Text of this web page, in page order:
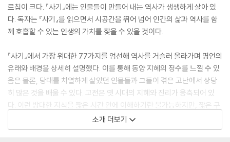
르침이 크다. 『사기』에는 인물들이 만들어 내는 역사가 생생하게 살아 있
다. 독자는 『사기』를 읽으면서 시공간을 뛰어 넘어 인간의 삶과 역사를 함
께 호흡할 수 있는 인생의 가치를 찾을 수 있을 것이다.
『사기』에서 가장 위대한 77가지를 엄선해 역사를 거슬러 올라가며 명언의
유래와 배경을 상세히 설명했다. 이를 통해 동양 지혜의 정수를 느낄 수 있
음은 물론, 당대를 치열하게 살았던 인물들과 그들이 겪은 고난에서 상당
히 많은 것을 배울 수 있다. 고전은 옛 시대의 지혜와 진리가 응축되어 있
다. 이런 방대한 지식을 짧은 시간 안에 이해하기란 불가능하지만, 짧은 구
절인 명언을 통해 우리는 고전의 맛을 음미할 수 있다. 명언은 작가의 주제
의식을 보여 주고 사고의 폭을 넓혀 준다. 또한 새로운 해석을 가능하게 함
소개 더보기